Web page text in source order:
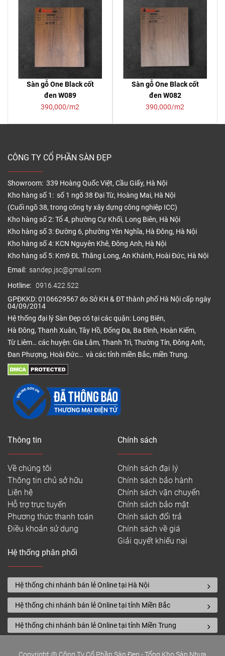
Sàn gỗ One Black cốt
đen W089
390,000/m2
Sàn gỗ One Black cốt
đen W082
390,000/m2
CÔNG TY CỔ PHẦN SÀN ĐẸP
Showroom: 339 Hoàng Quốc Việt, Cầu Giấy, Hà Nội
Kho hàng số 1: số 1 ngõ 38 Đại Từ, Hoàng Mai, Hà Nội
(Cuối ngõ 38, trong công ty xây dựng công nghiệp ICC)
Kho hàng số 2: Tổ 4, phường Cự Khối, Long Biên, Hà Nội
Kho hàng số 3: Đường 6, phường Yên Nghĩa, Hà Đông, Hà Nội
Kho hàng số 4: KCN Nguyên Khê, Đông Anh, Hà Nội
Kho hàng số 5: Km9 ĐL Thăng Long, An Khánh, Hoài Đức, Hà Nội
Email: sandep.jsc@gmail.com
Hotline: 0916.422.522
GPĐKKD: 0106629567 do Sở KH & ĐT thành phố Hà Nội cấp ngày
04/09/2014
Hệ thống đại lý Sàn Đẹp có tại các quận: Long Biên,
Hà Đông, Thanh Xuân, Tây Hồ, Đống Đa, Ba Đình, Hoàn Kiếm,
Từ Liêm… các huyện: Gia Lâm, Thanh Trì, Thường Tín, Đông Anh,
Đan Phượng, Hoài Đức… và các tỉnh miền Bắc, miền Trung.
Thông tin
Về chúng tôi
Thông tin chủ sở hữu
Liên hệ
Hỗ trợ trực tuyến
Phương thức thanh toán
Điều khoản sử dụng
Chính sách
Chính sách đại lý
Chính sách bảo hành
Chính sách vận chuyển
Chính sách bảo mật
Chính sách đổi trả
Chính sách về giá
Giải quyết khiếu nại
Hệ thống phân phối
Hệ thống chi nhánh bán lẻ Online tại Hà Nội
Hệ thống chi nhánh bán lẻ Online tại tỉnh Miền Bắc
Hệ thống chi nhánh bán lẻ Online tại tỉnh Miền Trung